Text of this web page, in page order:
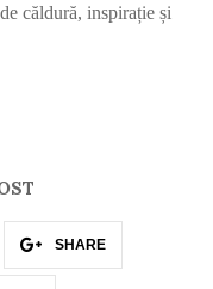
căldură, inspirație și
SHARE